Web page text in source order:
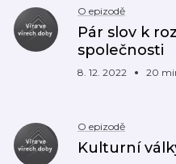
O epizodě
Pár slov k
společnosti
8. 12. 2022 20
O epizodě
Kulturní